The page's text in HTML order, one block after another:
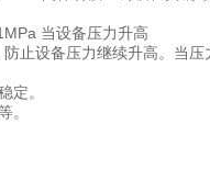
当设备压力升高
止设备压力继续升高。当
定。
。